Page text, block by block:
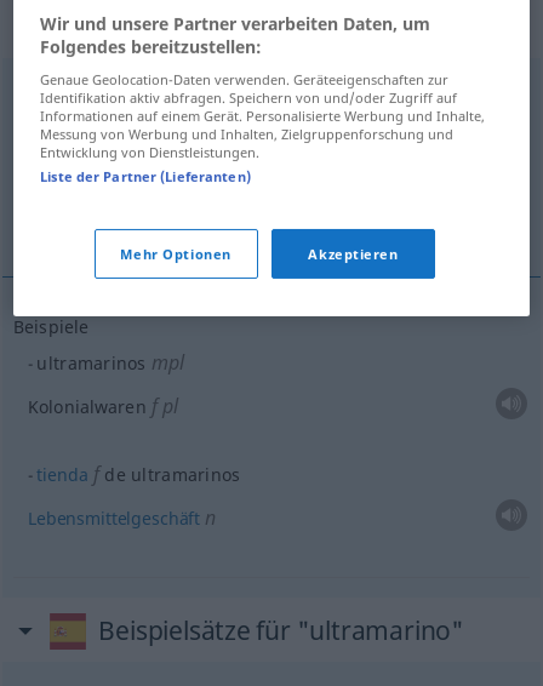
„ultramarino“: masculino
ultramarino [ultramaˈrino]m
Übersicht aller Übersetzungen
(Für mehr Details die Übersetzung anklicken/antippen)
Beispiele
ultramarinos mpl
Kolonialwaren fpl
tienda fde ultramarinos
Lebensmittelgeschäft n
Beispielsätze für "ultramarino"
Wir und unsere Partner verarbeiten Daten, um
Folgendes bereitzustellen:
Genaue Geolocation-Daten verwenden. Geräteeigenschaften zur
Identifikation aktiv abfragen. Speichern von und/oder Zugriff auf
Informationen auf einem Gerät. Personalisierte Werbung und Inhalte,
Messung von Werbung und Inhalten, Zielgruppenforschung und
Entwicklung von Dienstleistungen.
Liste der Partner (Lieferanten)
Mehr Optionen Akzeptieren